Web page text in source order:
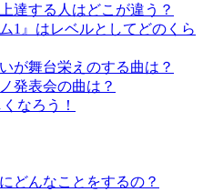
達する人はどこが違う？
1』はレベルとしてどのくら
が舞台栄えのする曲は？
発表会の曲は？
なろう！
どんなことをするの？